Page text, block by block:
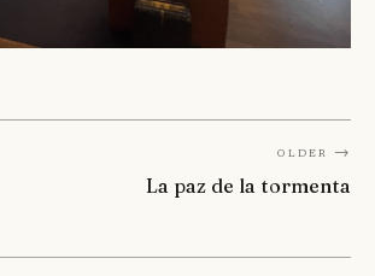
Older →
La paz de la tormenta